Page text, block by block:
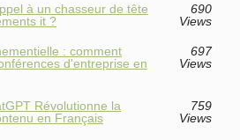
à un chasseur de tête
it ?
690
Views
: comment
d'entreprise en
697
Views
Révolutionne la
en Français
759
Views